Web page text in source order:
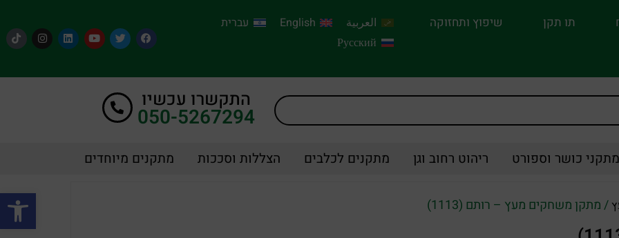
פתח
תו תקן
שיפוץ ותחזוקה
العربية English
עברית
Русский
התקשרו עכשיו
050-5267294
מתקני כושר וספורט ריהוט רחוב וגן מתקנים לכלבים הצללות וסככות מתקנים מיוחדים
/ מתקן משחקים מעץ – רותם (1113)